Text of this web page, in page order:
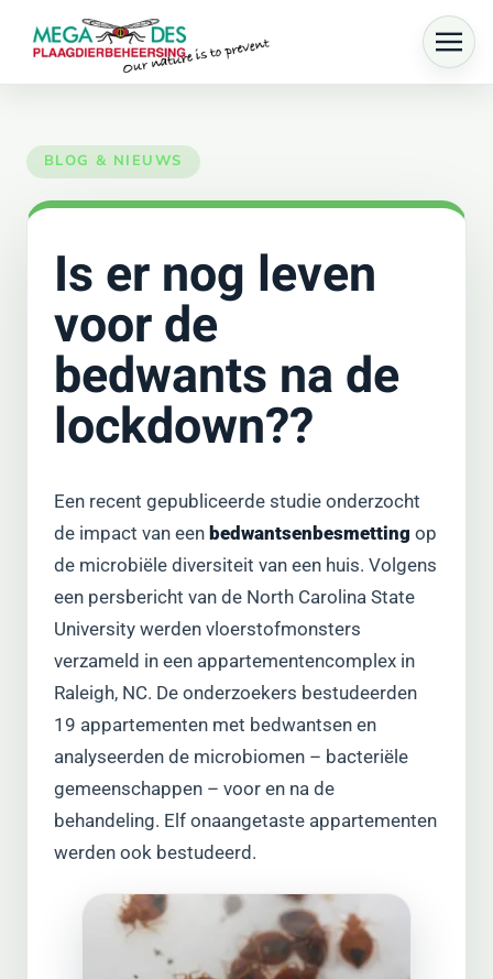
Skip to main content
Is er nog leven
voor de
bedwants na de
lockdown??
Een recent gepubliceerde studie onderzocht
de impact van een bedwantsenbesmetting op
de microbiële diversiteit van een huis. Volgens
een persbericht van de North Carolina State
University werden vloerstofmonsters
verzameld in een appartementencomplex in
Raleigh, NC. De onderzoekers bestudeerden
19 appartementen met bedwantsen en
analyseerden de microbiomen – bacteriële
gemeenschappen – voor en na de
behandeling. Elf onaangetaste appartementen
werden ook bestudeerd.